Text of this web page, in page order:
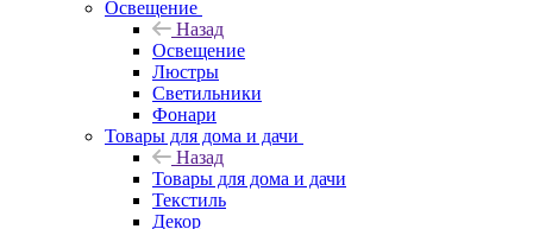
Освещение
Назад
Освещение
Люстры
Светильники
Фонари
Товары для дома и дачи
Назад
Товары для дома и дачи
Текстиль
Декор